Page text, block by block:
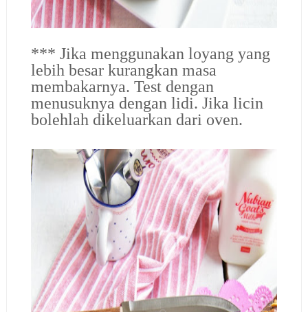
*** Jika menggunakan loyang yang
lebih besar kurangkan masa
membakarnya. Test dengan
menusuknya dengan lidi. Jika licin
bolehlah dikeluarkan dari oven.